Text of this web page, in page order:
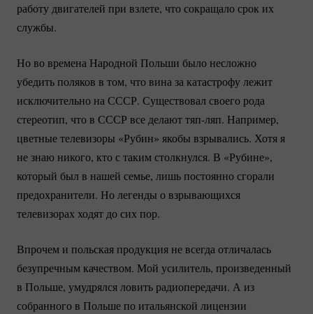
работу двигателей при взлете, что сокращало срок их
службы.
Но во времена Народной Польши было несложно
убедить поляков в том, что вина за катастрофу лежит
исключительно на СССР. Существовал своего рода
стереотип, что в СССР все делаюттяп-ляп. Например,
цветные телевизоры «Рубин» якобы взрывались. Хотя я
не знаю никого, кто с таким столкнулся. В «Рубине»,
который был в нашей семье, лишь постоянно сгорали
предохранители. Но легенды о взрывающихся
телевизорах ходят до сих пор.
Впрочем и польская продукция не всегда отличалась
безупречным качеством. Мой усилитель, произведенный
в Польше, умудрялся ловить радиопередачи. А из
собранного в Польше по итальянской лицензии